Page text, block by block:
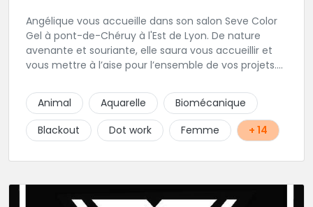
Angélique vous accueille dans son salon Seve Color
Gel à pont-de-Chéruy à l'Est de Lyon. De nature
avenante et souriante, elle saura vous accueillir et
vous mettre à l’aise pour l’ensemble de vos projets.
tatouages allant des calligraphies, motifs floraux au
réalisme.
Animal Aquarelle
Biomécanique
Blackout
Dot work Femme + 14